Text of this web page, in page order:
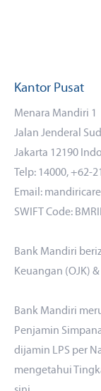
Kantor Pusat
Menara Mandiri 1
Jalan Jenderal
Jakarta 12190
Telp: 14000, +62-
Email:
SWIFT Code:
Bank Mandiri
Keuangan (OJK)
Bank Mandiri
Penjamin
dijamin LPS per
mengetahui